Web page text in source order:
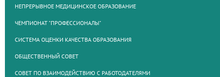
НЕПРЕРЫВНОЕ МЕДИЦИНСКОЕ ОБРАЗОВАНИЕ
ЧЕМПИОНАТ "ПРОФЕССИОНАЛЫ"
СИСТЕМА ОЦЕНКИ КАЧЕСТВА ОБРАЗОВАНИЯ
ОБЩЕСТВЕННЫЙ СОВЕТ
СОВЕТ ПО ВЗАИМОДЕЙСТВИЮ С РАБОТОДАТЕЛЯМИ